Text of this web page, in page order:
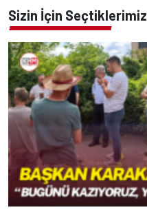
Sizin İçin Seçtiklerimiz